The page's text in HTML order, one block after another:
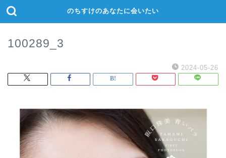
のちすけのあなたに会いたい
100289_3
2024-05-26